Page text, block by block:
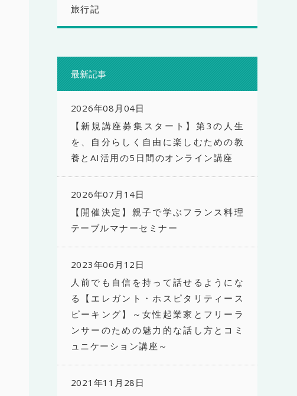
旅行記
最新記事
2026年08月04日
【新規講座募集スタート】第3の人生
を、自分らしく自由に楽しむための教
養とAI活用の5日間のオンライン講座
2026年07月14日
【開催決定】親子で学ぶフランス料理
テーブルマナーセミナー
2023年06月12日
人前でも自信を持って話せるようにな
る【エレガント・ホスピタリティース
ピーキング】～女性起業家とフリーラ
ンサーのための魅力的な話し方とコミ
ュニケーション講座～
2021年11月28日